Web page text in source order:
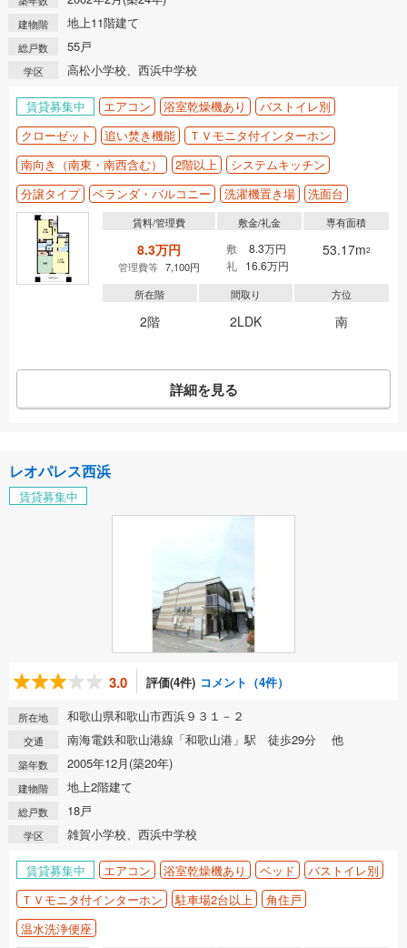
建物階 地上11階建て
総戸数 55戸
学区 高松小学校、西浜中学校
賃貸募集中 エアコン 浴室乾燥機あり
バストイレ別
クローゼット
追い焚き機能
ＴＶモニタ付インターホン
南向き（南東・南西含む）
2階以上
システムキッチン
分譲タイプ
ベランダ・バルコニー 洗濯機置き場 洗面台
賃料/管理費
8.3万円
管理費等 7,100円
敷金/礼金
敷
8.3万円
礼
16.6万円
専有面積
53.17m2
所在階
2階
間取り
2LDK
方位
南
詳細を見る
レオパレス西浜
賃貸募集中
3.0 評価(4件) コメント（4件）
所在地 和歌山県和歌山市西浜９３１－２
交通 南海電鉄和歌山港線「和歌山港」駅 徒歩29分 他
築年数 2005年12月(築20年)
建物階 地上2階建て
総戸数 18戸
学区 雑賀小学校、西浜中学校
賃貸募集中 エアコン 浴室乾燥機あり ベッド
バストイレ別
ＴＶモニタ付インターホン
駐車場2台以上
角住戸
温水洗浄便座